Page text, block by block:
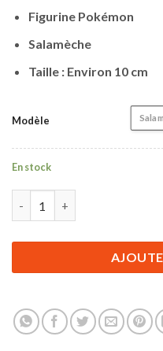
Figurine Pokémon
Salamèche
Taille : Environ 10 cm
Modèle
En stock